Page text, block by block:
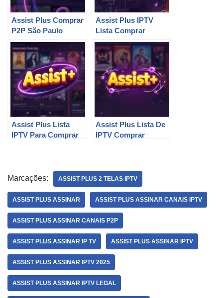
Assist Plus Comprar
P2P São Paulo
Assist Plus IPTV
Lista Comprar
Assist Plus Lista
IPTV Para Comprar
Assist Plus Lista De
IPTV Comprar
Marcações: ASSIST PLUS 2 TELAS IPTV
ASSIST PLUS ASSINAR ASSIST PLUS ASSINAR CANAIS IPTV
ASSIST PLUS ASSINAR CANAIS P2P
ASSIST PLUS ASSINAR IP TV ASSIST PLUS ASSINAR IPTV
ASSIST PLUS ASSINAR IPTV 2025
ASSIST PLUS ASSINAR IPTV LEGAL